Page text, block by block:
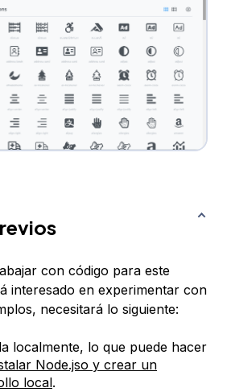
con código para este
interesado en experimentar con
necesitará lo siguiente:
localmente, lo que puede hacer
Node.jso y crear un
local.